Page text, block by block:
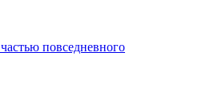
повседневного